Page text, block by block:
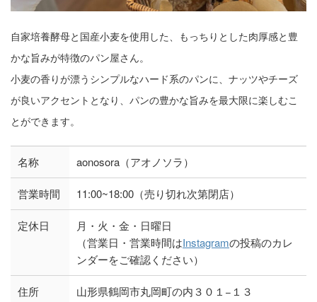
自家培養酵母と国産小麦を使用した、もっちりとした肉厚感と豊
かな旨みが特徴のパン屋さん。
小麦の香りが漂うシンプルなハード系のパンに、ナッツやチーズ
が良いアクセントとなり、パンの豊かな旨みを最大限に楽しむこ
とができます。
名称 aonosora（アオノソラ）
営業時間 11:00~18:00（売り切れ次第閉店）
定休日
月・火・金・日曜日
（営業日・営業時間はInstagramの投稿のカレ
ンダーをご確認ください）
住所 山形県鶴岡市丸岡町の内３０１−１３